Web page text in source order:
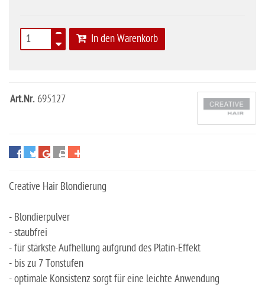
In den Warenkorb
Art.Nr. 695127
Creative Hair Blondierung
- Blondierpulver
- staubfrei
- für stärkste Aufhellung aufgrund des Platin-Effekt
- bis zu 7 Tonstufen
- optimale Konsistenz sorgt für eine leichte Anwendung